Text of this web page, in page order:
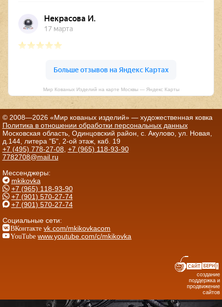
Мир Кованых Изделий на карте Москвы — Яндекс Карты
© 2008—2026 «Мир кованых изделий» — художественная ковка
Политика в отношении обработки персональных данных
Московская область, Одинцовский район, с. Акулово, ул. Новая,
д.144, литера "Б", 2-ой этаж, каб. 19
+7 (495) 778-27-08, +7 (965) 118-93-90
7782708@mail.ru
Мессенджеры:
mkikovka
+7 (965) 118-93-90
+7 (901) 570-27-74
+7 (901) 570-27-74
Социальные сети:
ВКонтакте vk.com/mkikovkacom
YouTube www.youtube.com/c/mkikovka
создание
поддержка и
продвижение
сайтов